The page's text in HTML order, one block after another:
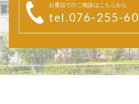
お電話でのご相談はこちらから
tel.076-255-